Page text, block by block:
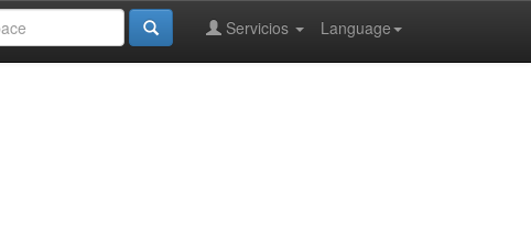
Language
Servicios